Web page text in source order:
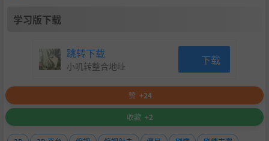
A：游戏的内容绝对丰富，其中有各式各样的玩法路线供你
挑战，还有许许多多的小游戏供你体验。
Q：听说可以联机，是真的吗？
伴们一起下副本，组队挑战BOSS了。（联机只限于部分场
景）
学习版下载
跳转下载
小叽转整合地址 下载
赞 +24
收藏 +2